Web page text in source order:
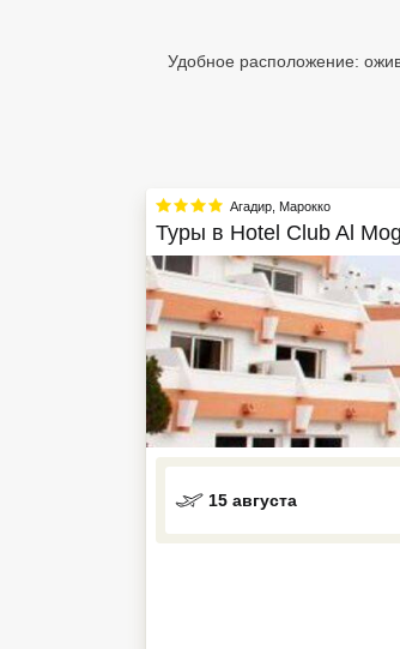
Удобное расположение:
Агадир Марокко
Туры в Hotel Club Al
15 августа
Северный Гоа
Большой Сочи